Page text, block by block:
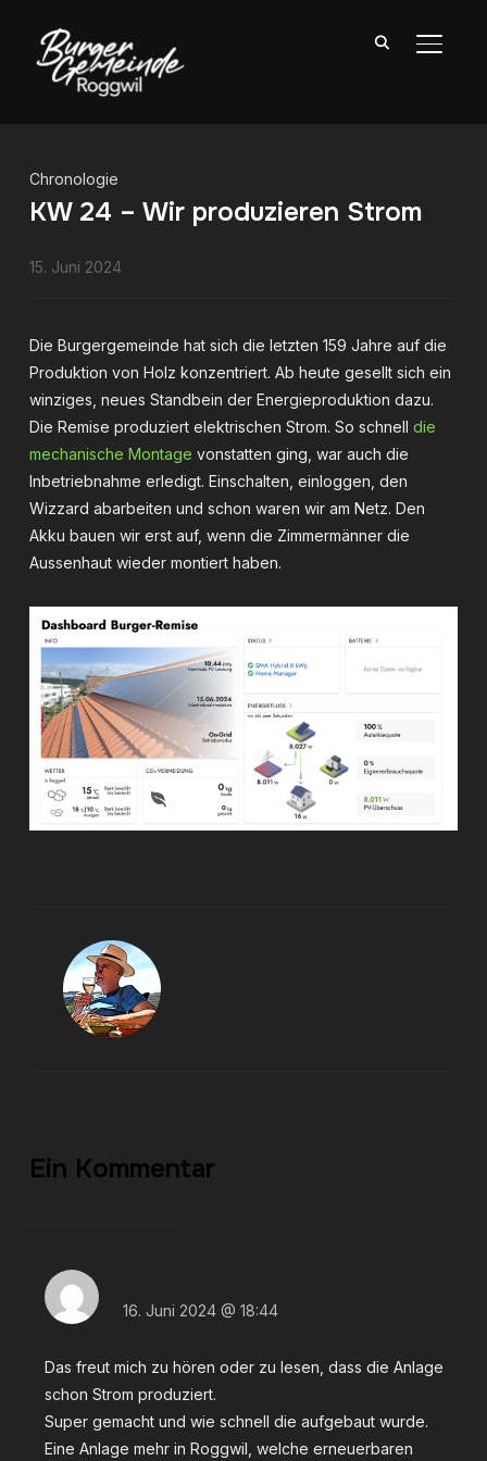
Chronologie
KW 24 – Wir produzieren Strom
15. Juni 2024
Die Burgergemeinde hat sich die letzten 159 Jahre auf die
Produktion von Holz konzentriert. Ab heute gesellt sich ein
winziges, neues Standbein der Energieproduktion dazu.
Die Remise produziert elektrischen Strom. So schnell die
mechanische Montage vonstatten ging, war auch die
Inbetriebnahme erledigt. Einschalten, einloggen, den
Wizzard abarbeiten und schon waren wir am Netz. Den
Akku bauen wir erst auf, wenn die Zimmermänner die
Aussenhaut wieder montiert haben.
Ein Kommentar
16. Juni 2024 @ 18:44
Das freut mich zu hören oder zu lesen, dass die Anlage
schon Strom produziert.
Super gemacht und wie schnell die aufgebaut wurde.
Eine Anlage mehr in Roggwil, welche erneuerbaren